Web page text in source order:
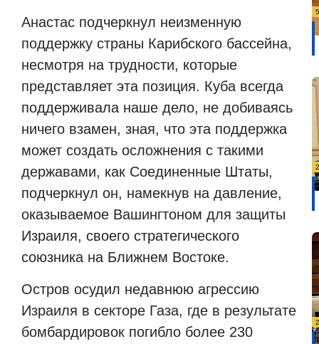
Анастас подчеркнул неизменную
поддержку страны Карибского бассейна,
несмотря на трудности, которые
представляет эта позиция. Куба всегда
поддерживала наше дело, не добиваясь
ничего взамен, зная, что эта поддержка
может создать осложнения с такими
державами, как Соединенные Штаты,
подчеркнул он, намекнув на давление,
оказываемое Вашингтоном для защиты
Израиля, своего стратегического
союзника на Ближнем Востоке.
Остров осудил недавнюю агрессию
Израиля в секторе Газа, где в результате
бомбардировок погибло более 230